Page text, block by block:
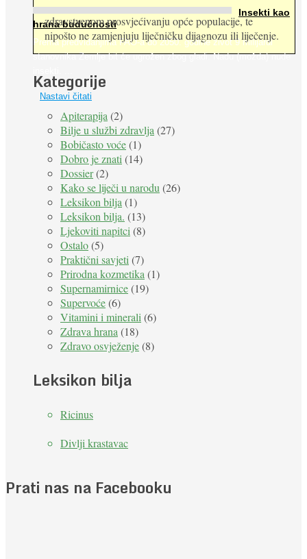
Insekti kao
hrana budućnosti
Prema predviđanjima FAO-a do 2050. godine život 9 milijardi
stanovnika Zemlje bit će ugrožen zbog gladi. Nadu (možda) nude
Nastavi čitati
zdravstvenom prosvjećivanju opće populacije, te
nipošto ne zamjenjuju liječničku dijagnozu ili liječenje.
Kategorije
Apiterapija (2)
Bilje u službi zdravlja (27)
Bobičasto voće(1)
Dobro je znati (14)
Dossier(2)
Kako se liječi u narodu (26)
Leksikon bilja (1)
Leksikon bilja. (13)
Ljekoviti napitci (8)
Ostalo(5)
Praktični savjeti (7)
Prirodna kozmetika (1)
Supernamirnice(19)
Supervoće(6)
Vitamini i minerali (6)
Zdrava hrana (18)
Zdravo osvježenje(8)
Leksikon bilja
Ricinus
Divlji krastavac
Prati nas na Facebooku